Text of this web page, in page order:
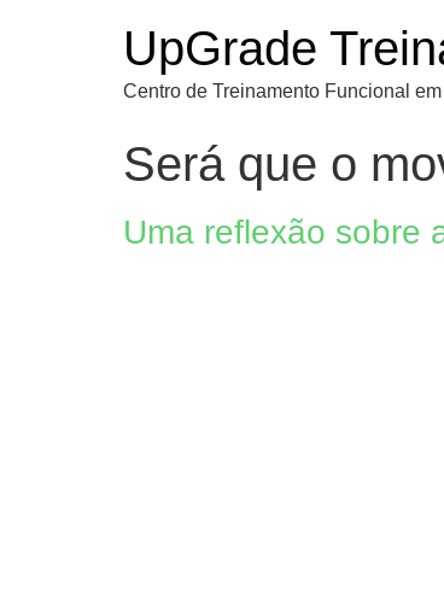
UpGrade
Centro de Treinamento Funcional
Será que o
Uma reflexão sobre